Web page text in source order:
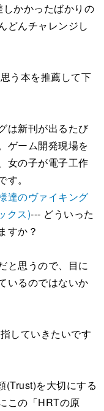
かかったばかりの
どんチャレンジし
う本を推薦して下
は新刊が出るたび
ゲーム開発現場を
女の子が電子工作
。
達のヴァイキング
クス)--- どういった
すか？
と思うので、目に
いるのではないか
していきたいです
を大切にする
この「HRTの原